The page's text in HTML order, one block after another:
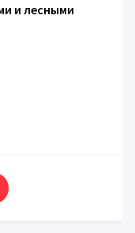
и лесными